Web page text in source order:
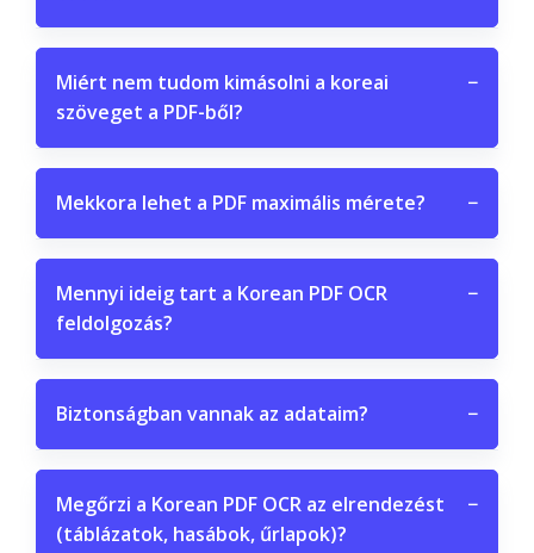
Miért nem tudom kimásolni a koreai
szöveget a PDF-ből?
−
Mekkora lehet a PDF maximális mérete? −
Mennyi ideig tart a Korean PDF OCR
feldolgozás?
−
Biztonságban vannak az adataim? −
Megőrzi a Korean PDF OCR az elrendezést
(táblázatok, hasábok, űrlapok)?
−